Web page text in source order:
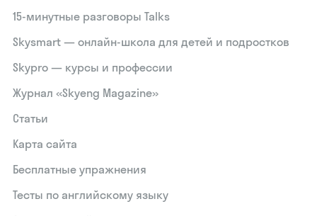
15‑минутные разговоры Talks
Skysmart — онлайн-школа для детей и подростков
Skypro — курсы и профессии
Журнал «Skyeng Magazine»
Статьи
Карта сайта
Бесплатные упражнения
Тесты по английскому языку